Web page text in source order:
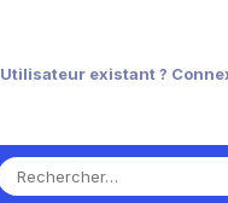
Utilisateur existant ?